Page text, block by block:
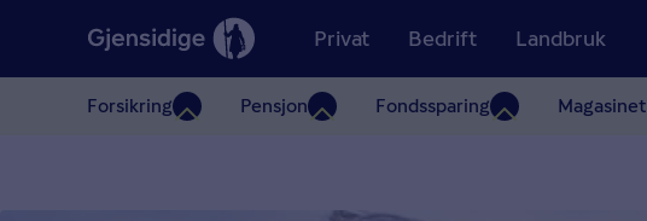
Privat
Forsikring Pensjon Fondssparing Magasinet
Bedrift Landbruk